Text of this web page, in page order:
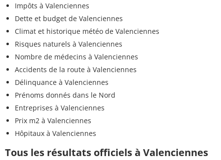
Impôts à Valenciennes
Dette et budget de Valenciennes
Climat et historique météo de Valenciennes
Risques naturels à Valenciennes
Nombre de médecins à Valenciennes
Accidents de la route à Valenciennes
Délinquance à Valenciennes
Prénoms donnés dans le Nord
Entreprises à Valenciennes
Prix m2 à Valenciennes
Hôpitaux à Valenciennes
Tous les résultats officiels à Valenciennes